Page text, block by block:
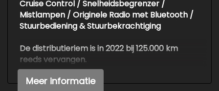
Cruise Control / Snelheidsbegrenzer /
Mistlampen / Originele Radio met Bluetooth /
Stuurbediening & Stuurbekrachtiging
De distributieriem is in 2022 bij 125.000 km
reeds vervangen.
NIEUWE APK T/M 5 JULI 2027!!
Meer informatie